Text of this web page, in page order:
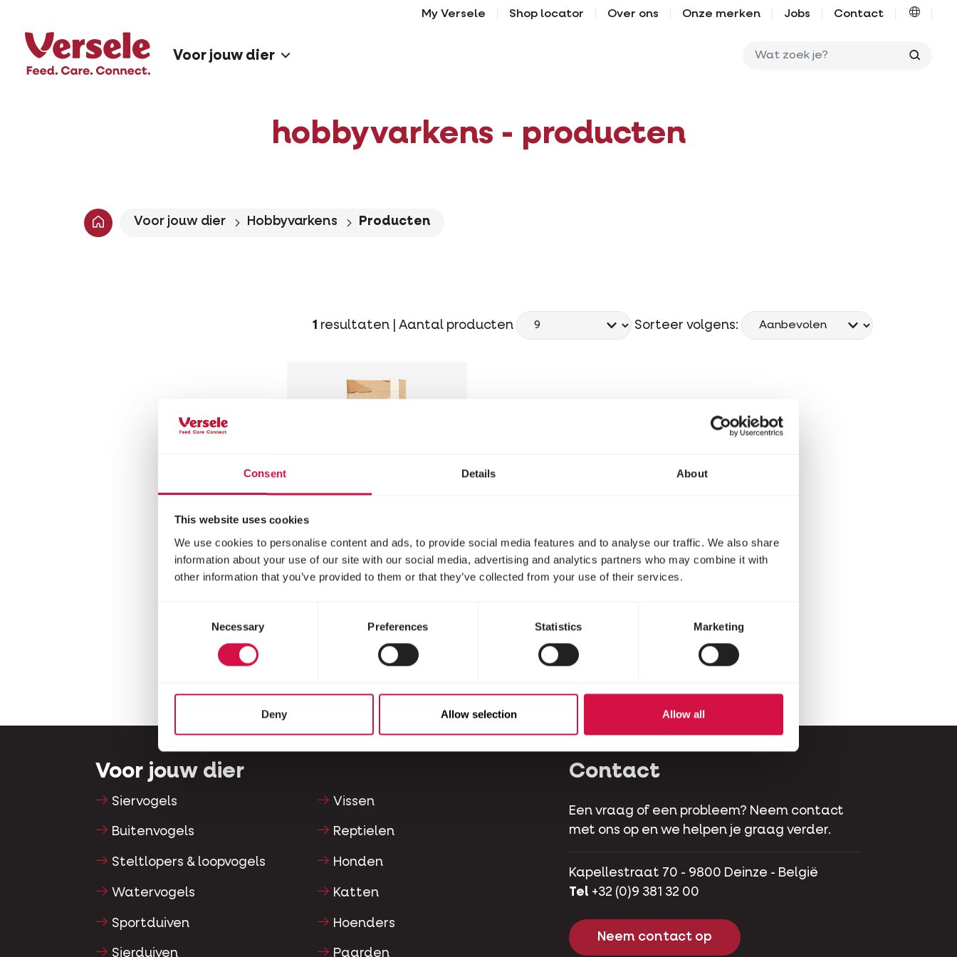
Consent Details About
This website uses cookies
We use cookies to personalise content and ads, to provide social media features and to analyse our traffic. We also share
information about your use of our site with our social media, advertising and analytics partners who may combine it with
other information that you’ve provided to them or that they’ve collected from your use of their services.
Necessary Preferences Statistics Marketing
Deny Allow selection Allow all
My Versele Shop locator Over ons Onze merken Jobs Contact
Voor jouw dier
hobbyvarkens - producten
Voor jouw dier Hobbyvarkens Producten
1 resultaten | Aantal producten Sorteer volgens:
COUNTRY'S BEST
PET PIG muesli
Voor jouw dier
Siervogels
Buitenvogels
Steltlopers & loopvogels
Watervogels
Sportduiven
Sierduiven
Vissen
Reptielen
Honden
Katten
Hoenders
Paarden
Contact
Een vraag of een probleem? Neem contact
met ons op en we helpen je graag verder.
Kapellestraat 70 - 9800 Deinze - België
Tel +32 (0)9 381 32 00
Neem contact op